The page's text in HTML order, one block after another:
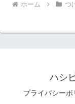
ホーム つ
ハシ
プライバシーポ